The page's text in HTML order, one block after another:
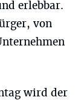
erlebbar.
von
wird der